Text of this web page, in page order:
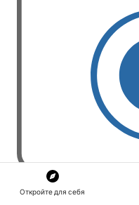
Откройте для себя